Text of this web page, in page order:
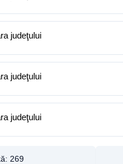
judeţului
judeţului
judeţului
269